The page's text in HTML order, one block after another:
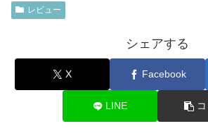
レビュー
シェアする
X Facebook
LINE